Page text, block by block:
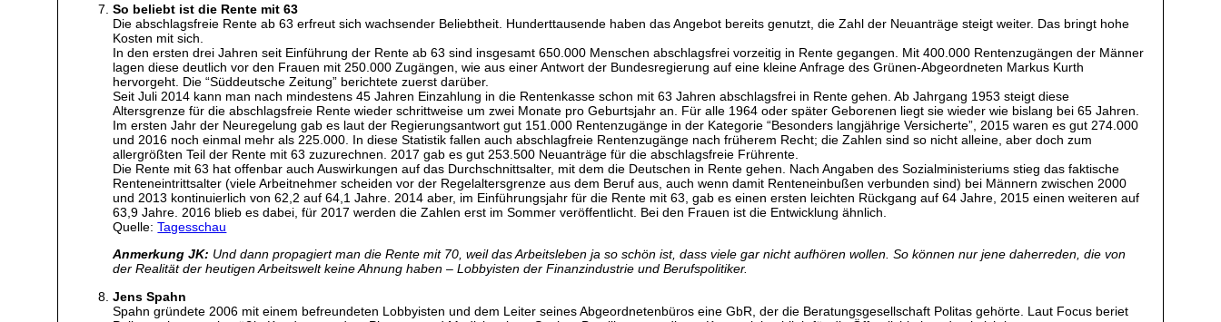
So beliebt ist die Rente mit 63
Die abschlagsfreie Rente ab 63 erfreut sich wachsender Beliebtheit. Hunderttausende haben das Angebot bereits genutzt, die Zahl der Neuanträge steigt weiter. Das bringt hohe
Kosten mit sich.
In den ersten drei Jahren seit Einführung der Rente ab 63 sind insgesamt 650.000 Menschen abschlagsfrei vorzeitig in Rente gegangen. Mit 400.000 Rentenzugängen der Männer
lagen diese deutlich vor den Frauen mit 250.000 Zugängen, wie aus einer Antwort der Bundesregierung auf eine kleine Anfrage des Grünen-Abgeordneten Markus Kurth
hervorgeht. Die “Süddeutsche Zeitung” berichtete zuerst darüber.
Seit Juli 2014 kann man nach mindestens 45 Jahren Einzahlung in die Rentenkasse schon mit 63 Jahren abschlagsfrei in Rente gehen. Ab Jahrgang 1953 steigt diese
Altersgrenze für die abschlagsfreie Rente wieder schrittweise um zwei Monate pro Geburtsjahr an. Für alle 1964 oder später Geborenen liegt sie wieder wie bislang bei 65 Jahren.
Im ersten Jahr der Neuregelung gab es laut der Regierungsantwort gut 151.000 Rentenzugänge in der Kategorie “Besonders langjährige Versicherte”, 2015 waren es gut 274.000
und 2016 noch einmal mehr als 225.000. In diese Statistik fallen auch abschlagfreie Rentenzugänge nach früherem Recht; die Zahlen sind so nicht alleine, aber doch zum
allergrößten Teil der Rente mit 63 zuzurechnen. 2017 gab es gut 253.500 Neuanträge für die abschlagsfreie Frührente.
Die Rente mit 63 hat offenbar auch Auswirkungen auf das Durchschnittsalter, mit dem die Deutschen in Rente gehen. Nach Angaben des Sozialministeriums stieg das faktische
Renteneintrittsalter (viele Arbeitnehmer scheiden vor der Regelaltersgrenze aus dem Beruf aus, auch wenn damit Renteneinbußen verbunden sind) bei Männern zwischen 2000
und 2013 kontinuierlich von 62,2 auf 64,1 Jahre. 2014 aber, im Einführungsjahr für die Rente mit 63, gab es einen ersten leichten Rückgang auf 64 Jahre, 2015 einen weiteren auf
63,9 Jahre. 2016 blieb es dabei, für 2017 werden die Zahlen erst im Sommer veröffentlicht. Bei den Frauen ist die Entwicklung ähnlich.
Quelle:Tagesschau
Anmerkung JK: Und dann propagiert man die Rente mit 70, weil das Arbeitsleben ja so schön ist, dass viele gar nicht aufhören wollen. So können nur jene daherreden, die von
der Realität der heutigen Arbeitswelt keine Ahnung haben – Lobbyisten der Finanzindustrie und Berufspolitiker.
Jens Spahn
Spahn gründete 2006 mit einem befreundeten Lobbyisten und dem Leiter seines Abgeordnetenbüros eine GbR, der die Beratungsgesellschaft Politas gehörte. Laut Focus beriet